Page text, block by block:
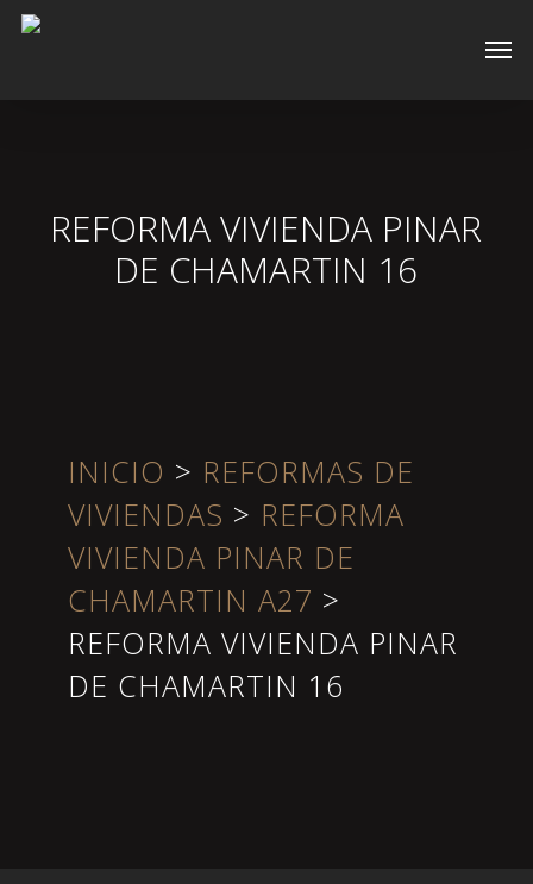
Skip
REFORMA VIVIENDA PINAR
DE CHAMARTIN 16
INICIO > REFORMAS DE
VIVIENDAS > REFORMA
VIVIENDA PINAR DE
CHAMARTIN A27 >
REFORMA VIVIENDA PINAR
DE CHAMARTIN 16